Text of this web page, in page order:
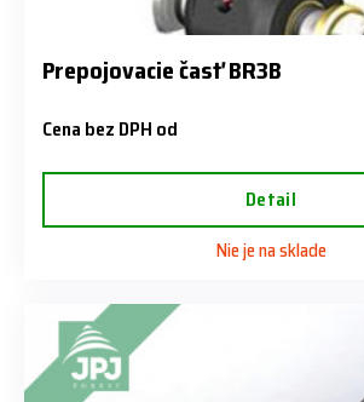
Prepojovacie časť BR3B
Cena bez DPH od
Detail
Nie je na sklade